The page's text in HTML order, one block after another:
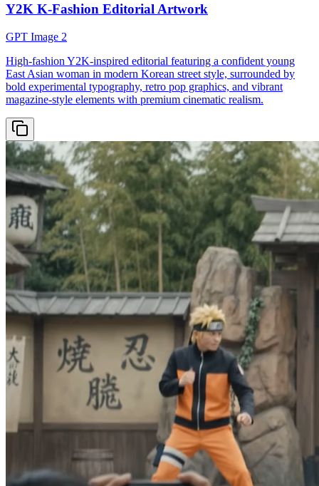
Y2K K-Fashion Editorial Artwork
GPT Image 2
High-fashion Y2K-inspired editorial featuring a confident young
East Asian woman in modern Korean street style, surrounded by
bold experimental typography, retro pop graphics, and vibrant
magazine-style elements with premium cinematic realism.